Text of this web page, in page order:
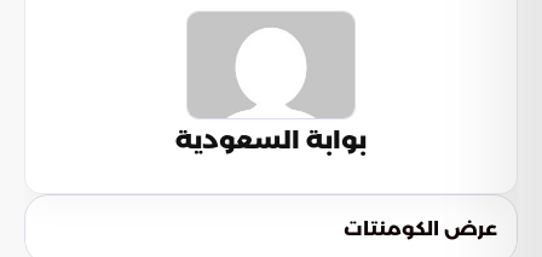
بوابة السعودية
عرض الكومنتات